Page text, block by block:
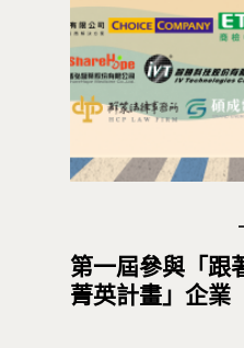
第一屆參與「跟
菁英計畫」企業